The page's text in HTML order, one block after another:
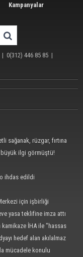
Kampanyalar
0(312) 446 85 85|
sağanak, rüzgar, fırtına
büyük ilgi görmüştü!
ihdas edildi
için işbirliği
yasa teklifine imza attı
kamikaze İHA ile "hassas
hedef alan akılalmaz
mücadele konulu